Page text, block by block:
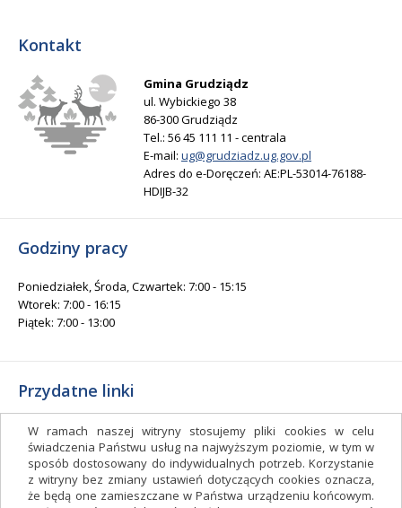
W ramach naszej witryny stosujemy pliki cookies w celu
świadczenia Państwu usług na najwyższym poziomie, w tym w
sposób dostosowany do indywidualnych potrzeb. Korzystanie
z witryny bez zmiany ustawień dotyczących cookies oznacza,
że będą one zamieszczane w Państwa urządzeniu końcowym.
Kontakt
Gmina Grudziądz
ul. Wybickiego 38
86-300 Grudziądz
Tel.: 56 45 111 11 - centrala
E-mail: ug@grudziadz.ug.gov.pl
Adres do e-Doręczeń: AE:PL-53014-76188-
HDIJB-32
Godziny pracy
Poniedziałek, Środa, Czwartek: 7:00 - 15:15
Wtorek: 7:00 - 16:15
Piątek: 7:00 - 13:00
Przydatne linki
Gminny Ośrodek Kultury i Sportu
Gminna Biblioteka Publiczna
facebook.com/gminagrudziadz
Deklaracja dostępności